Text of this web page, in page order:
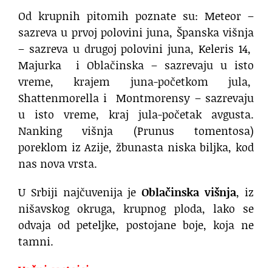
Od krupnih pitomih poznate su: Meteor –
sazreva u prvoj polovini juna, Španska višnja
– sazreva u drugoj polovini juna, Keleris 14,
Majurka i Oblačinska – sazrevaju u isto
vreme, krajem juna-početkom jula,
Shattenmorella i Montmorensy – sazrevaju
u isto vreme, kraj jula-početak avgusta.
Nanking višnja (Prunus tomentosa)
poreklom iz Azije, žbunasta niska biljka, kod
nas nova vrsta.
U Srbiji najčuvenija je Oblačinska višnja, iz
nišavskog okruga, krupnog ploda, lako se
odvaja od peteljke, postojane boje, koja ne
tamni.